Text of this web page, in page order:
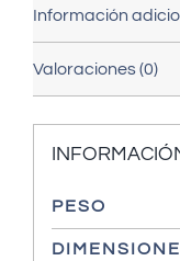
Información
Valoraciones (0)
PESO